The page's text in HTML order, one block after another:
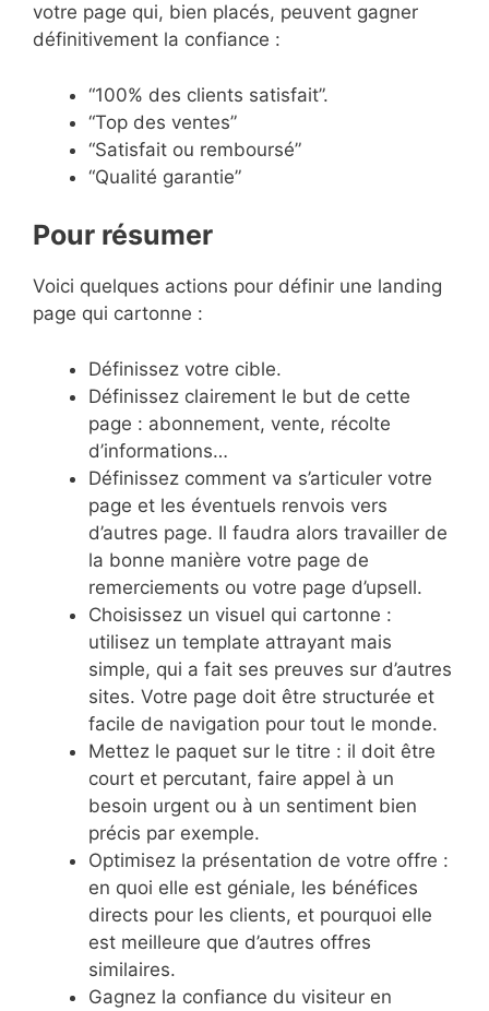
votre page qui, bien placés, peuvent gagner
définitivement la confiance :
“100% des clients satisfait”.
“Top des ventes”
“Satisfait ou remboursé”
“Qualité garantie”
Pour résumer
Voici quelques actions pour définir une landing
page qui cartonne :
Définissez votre cible.
Définissez clairement le but de cette
page : abonnement, vente, récolte
d’informations…
Définissez comment va s’articuler votre
page et les éventuels renvois vers
d’autres page. Il faudra alors travailler de
la bonne manière votre page de
remerciements ou votre page d’upsell.
Choisissez un visuel qui cartonne :
utilisez un template attrayant mais
simple, qui a fait ses preuves sur d’autres
sites. Votre page doit être structurée et
facile de navigation pour tout le monde.
Mettez le paquet sur le titre : il doit être
court et percutant, faire appel à un
besoin urgent ou à un sentiment bien
précis par exemple.
Optimisez la présentation de votre offre :
en quoi elle est géniale, les bénéfices
directs pour les clients, et pourquoi elle
est meilleure que d’autres offres
similaires.
Gagnez la confiance du visiteur en